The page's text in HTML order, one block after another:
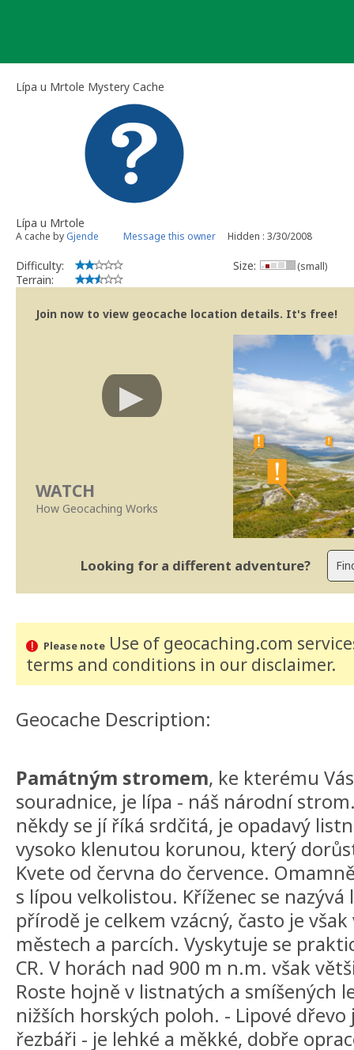
Lípa u Mrtole Mystery Cache
Lípa u Mrtole
A cache by Gjende Message this owner Hidden : 3/30/2008
Difficulty:
Terrain:
Size: (small)
Join now to view geocache location details. It's free!
WATCH
How Geocaching Works
Looking for a different adventure?
Please noteUse of geocaching.com
terms and conditions in our disclaimer.
Geocache Description:
Památným stromem, ke kterému
souradnice, je lípa - náš národní
někdy se jí říká srdčitá, je opadavý
vysoko klenutou korunou, který
Kvete od června do července.
s lípou velkolistou. Kříženec se nazývá
přírodě je celkem vzácný, často je však
městech a parcích. Vyskytuje se
CR. V horách nad 900 m n.m. však
Roste hojně v listnatých a smíšených
nižších horských poloh. - Lipové dřevo
řezbáři - je lehké a měkké, dobře